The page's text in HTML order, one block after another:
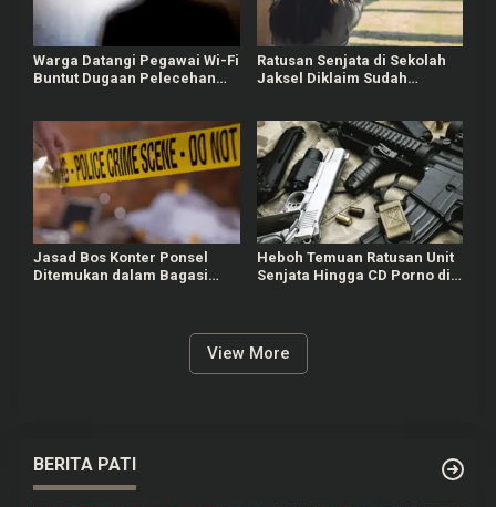
Warga Datangi Pegawai Wi-Fi
Buntut Dugaan Pelecehan
Ratusan Senjata di Sekolah
Jaksel Diklaim Sudah
Jasad Bos Konter Ponsel
Ditemukan dalam Bagasi
Heboh Temuan Ratusan Unit
Senjata Hingga CD Porno di
View More
BERITA PATI